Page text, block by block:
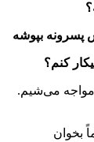
پسرونه بپوشه
کنم؟
مواجه می‌شیم.
بخوان